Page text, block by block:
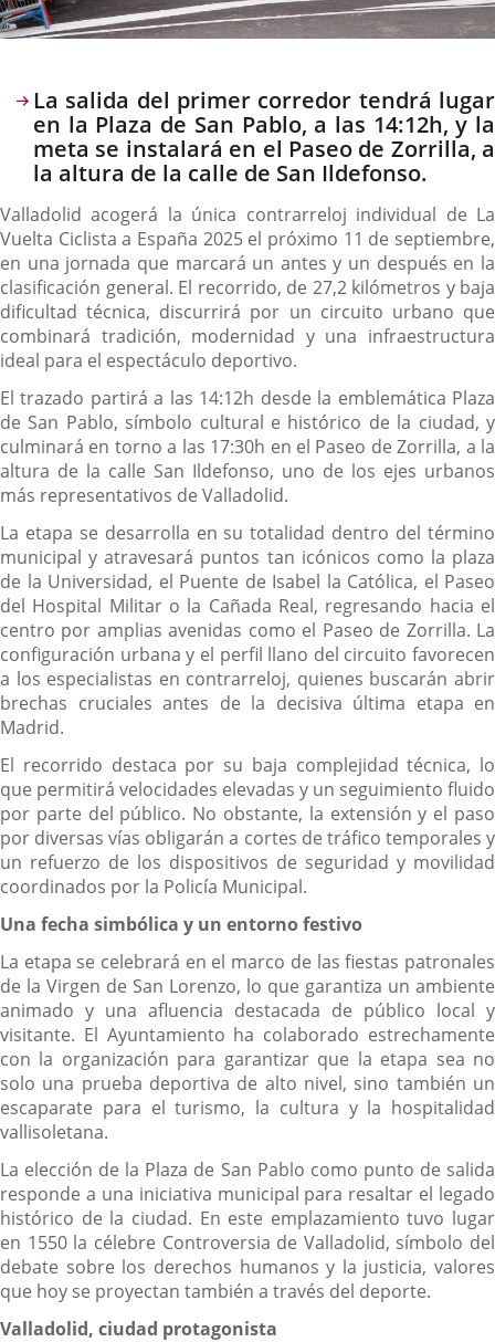
Descripción
La salida del primer corredor tendrá lugar
en la Plaza de San Pablo, a las 14:12h, y la
meta se instalará en el Paseo de Zorrilla, a
la altura de la calle de San Ildefonso.
Valladolid acogerá la única contrarreloj individual de La
Vuelta Ciclista a España 2025 el próximo 11 de septiembre,
en una jornada que marcará un antes y un después en la
clasificación general. El recorrido, de 27,2 kilómetros y baja
dificultad técnica, discurrirá por un circuito urbano que
combinará tradición, modernidad y una infraestructura
ideal para el espectáculo deportivo.
El trazado partirá a las 14:12h desde la emblemática Plaza
de San Pablo, símbolo cultural e histórico de la ciudad, y
culminará en torno a las 17:30h en el Paseo de Zorrilla, a la
altura de la calle San Ildefonso, uno de los ejes urbanos
más representativos de Valladolid.
La etapa se desarrolla en su totalidad dentro del término
municipal y atravesará puntos tan icónicos como la plaza
de la Universidad, el Puente de Isabel la Católica, el Paseo
del Hospital Militar o la Cañada Real, regresando hacia el
centro por amplias avenidas como el Paseo de Zorrilla. La
configuración urbana y el perfil llano del circuito favorecen
a los especialistas en contrarreloj, quienes buscarán abrir
brechas cruciales antes de la decisiva última etapa en
Madrid.
El recorrido destaca por su baja complejidad técnica, lo
que permitirá velocidades elevadas y un seguimiento fluido
por parte del público. No obstante, la extensión y el paso
por diversas vías obligarán a cortes de tráfico temporales y
un refuerzo de los dispositivos de seguridad y movilidad
coordinados por la Policía Municipal.
Una fecha simbólica y un entorno festivo
La etapa se celebrará en el marco de las fiestas patronales
de la Virgen de San Lorenzo, lo que garantiza un ambiente
animado y una afluencia destacada de público local y
visitante. El Ayuntamiento ha colaborado estrechamente
con la organización para garantizar que la etapa sea no
solo una prueba deportiva de alto nivel, sino también un
escaparate para el turismo, la cultura y la hospitalidad
vallisoletana.
La elección de la Plaza de San Pablo como punto de salida
responde a una iniciativa municipal para resaltar el legado
histórico de la ciudad. En este emplazamiento tuvo lugar
en 1550 la célebre Controversia de Valladolid, símbolo del
debate sobre los derechos humanos y la justicia, valores
que hoy se proyectan también a través del deporte.
Valladolid, ciudad protagonista